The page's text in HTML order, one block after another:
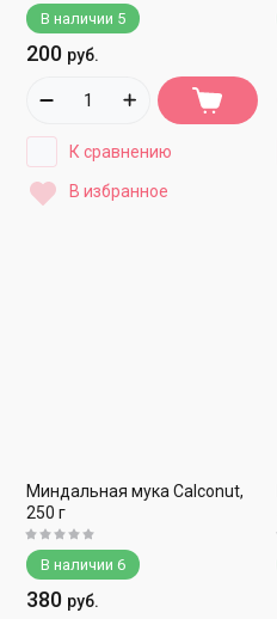
В наличии 5
200 руб.
К сравнению
В избранное
Миндальная мука Calconut,
250 г
В наличии 6
380 руб.